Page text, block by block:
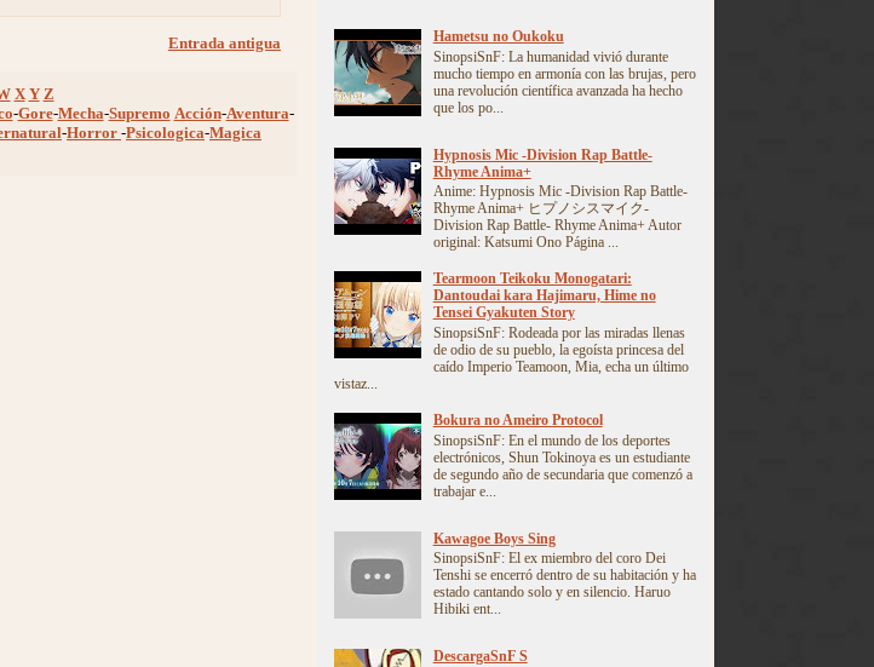
Entrada antigua
X Y Z
-Gore-Mecha-Supremo Acción-Aventura-
-Horror -Psicologica-Magica
Hametsu no Oukoku
SinopsiSnF: La humanidad vivió durante
mucho tiempo en armonía con las brujas, pero
una revolución científica avanzada ha hecho
que los po...
Hypnosis Mic -Division Rap Battle-
Rhyme Anima+
Anime: Hypnosis Mic -Division Rap Battle-
Rhyme Anima+ ヒプノシスマイク-
Division Rap Battle- Rhyme Anima+ Autor
original: Katsumi Ono Página ...
Tearmoon Teikoku Monogatari:
Dantoudai kara Hajimaru, Hime no
Tensei Gyakuten Story
SinopsiSnF: Rodeada por las miradas llenas
de odio de su pueblo, la egoísta princesa del
caído Imperio Teamoon, Mia, echa un último
vistaz...
Bokura no Ameiro Protocol
SinopsiSnF: En el mundo de los deportes
electrónicos, Shun Tokinoya es un estudiante
de segundo año de secundaria que comenzó a
trabajar e...
Kawagoe Boys Sing
SinopsiSnF: El ex miembro del coro Dei
Tenshi se encerró dentro de su habitación y ha
estado cantando solo y en silencio. Haruo
Hibiki ent...
DescargaSnF S